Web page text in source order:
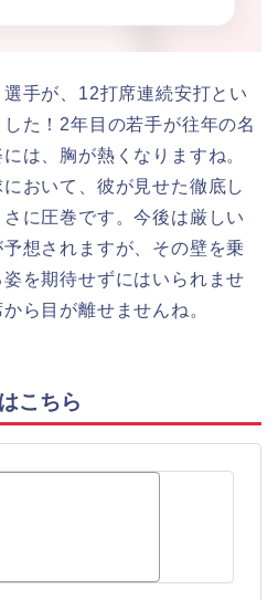
手が、12打席連続安打とい
た！2年目の若手が往年の名
は、胸が熱くなりますね。
おいて、彼が見せた徹底し
に圧巻です。今後は厳しい
想されますが、その壁を乗
を期待せずにはいられませ
ら目が離せませんね。
こちら